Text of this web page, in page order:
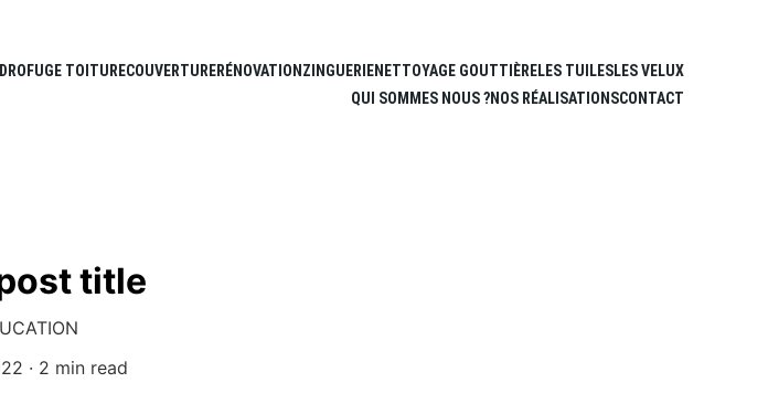
TOITURECOUVERTURERÉNOVATION ZINGUERIENETTOYAGE GOUTTIÈRELES TUILESLES VELUX
QUI SOMMES NOUS ?NOS RÉALISATIONSCONTACT
title
2 min read